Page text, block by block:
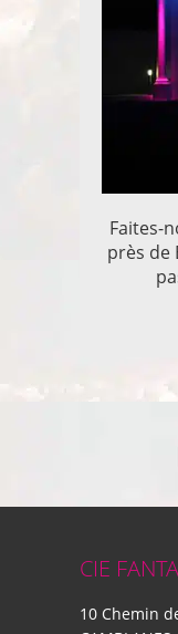
Faites-
près de
CIE
10 Chemin